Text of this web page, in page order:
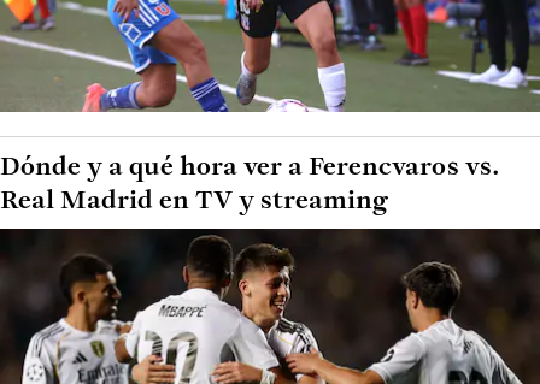
Dónde y a qué hora ver a Ferencvaros vs.
Real Madrid en TV y streaming